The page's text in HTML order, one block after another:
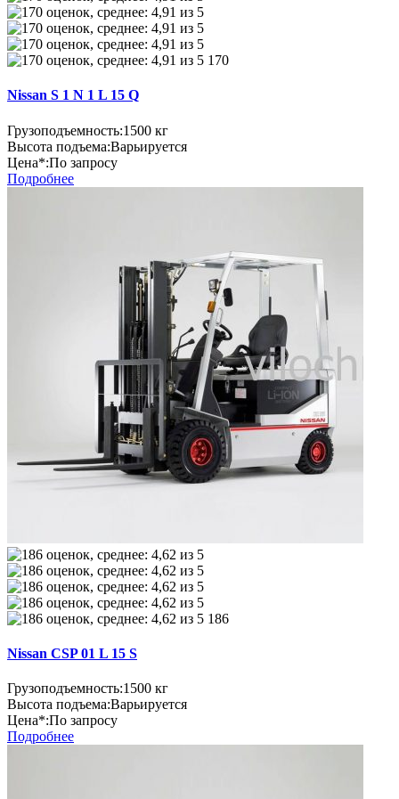
170
Nissan S 1 N 1 L 15 Q
Грузоподъемность:1500 кг
Высота подъема:Варьируется
Цена*:По запросу
Подробнее
186
Nissan CSP 01 L 15 S
Грузоподъемность:1500 кг
Высота подъема:Варьируется
Цена*:По запросу
Подробнее